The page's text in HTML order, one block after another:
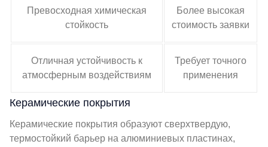
Превосходная химическая
стойкость
Более высокая
стоимость заявки
Отличная устойчивость к
атмосферным воздействиям
Требует точного
применения
Керамические покрытия
Керамические покрытия образуют сверхтвердую,
термостойкий барьер на алюминиевых пластинах,